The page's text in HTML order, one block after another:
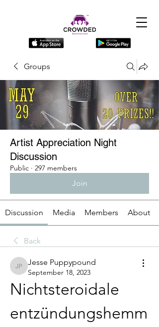
Groups
Artist Appreciation Night
Discussion
Public · 297 members
Join
Discussion Media Members About
Back
Jesse Puppypound
Jesse Puppypound
September 18, 2023
Nichtsteroidale
entzündungshemm